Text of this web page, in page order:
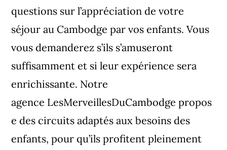
questions sur l’appréciation de votre
séjour au Cambodge par vos enfants. Vous
vous demanderez s’ils s’amuseront
suffisamment et si leur expérience sera
enrichissante. Notre
agence LesMerveillesDuCambodge propos
e des circuits adaptés aux besoins des
enfants, pour qu’ils profitent pleinement